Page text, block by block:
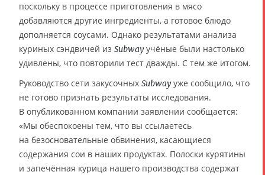
поскольку в процессе приготовления в мясо
добавляются другие ингредиенты, а готовое блюдо
дополняется соусами. Однако результатами анализа
куриных сэндвичей из Subway учёные были настолько
удивлены, что повторили тест дважды. С тем же итогом.
Руководство сети закусочных Subway уже сообщило, что
не готово признать результаты исследования.
В опубликованном компании заявлении сообщается:
«Мы обеспокоены тем, что вы ссылаетесь
на безосновательные обвинения, касающиеся
содержания сои в наших продуктах. Полоски курятины
и запечённая курица нашего производства содержат